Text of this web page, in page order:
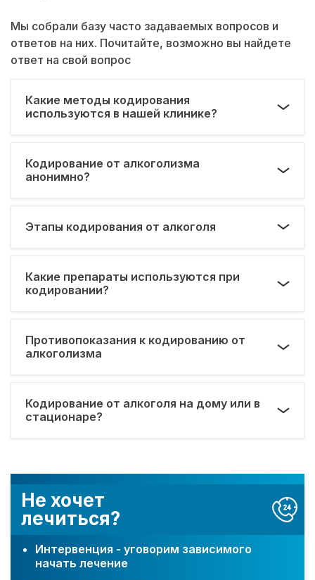
Не хочет
лечиться?
Интервенция - уговорим зависимого
начать лечение
Мы собрали базу часто задаваемых вопросов и
ответов на них. Почитайте, возможно вы найдете
ответ на свой вопрос
Какие методы кодирования
используются в нашей клинике?
Кодирование от алкоголизма
анонимно?
Этапы кодирования от алкоголя
Какие препараты используются при
кодировании?
Противопоказания к кодированию от
алкоголизма
Кодирование от алкоголя на дому или в
стационаре?